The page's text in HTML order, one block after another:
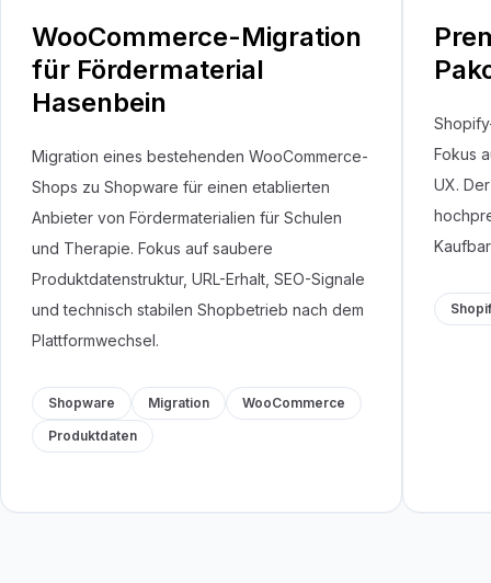
WooCommerce-Migration
für Fördermaterial
Hasenbein
Migration eines bestehenden WooCommerce-
Shops zu Shopware für einen etablierten
Anbieter von Fördermaterialien für Schulen
und Therapie. Fokus auf saubere
Produktdatenstruktur, URL-Erhalt, SEO-Signale
und technisch stabilen Shopbetrieb nach dem
Plattformwechsel.
Shopware Migration
WooCommerce
Produktdaten
Fokus
UX.